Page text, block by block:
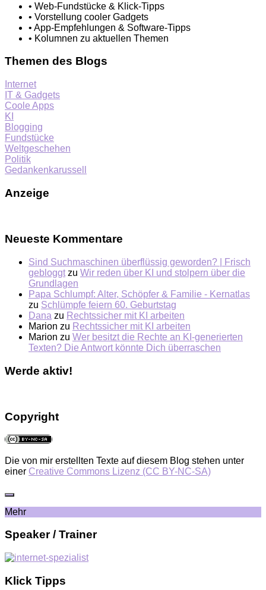
• Web-Fundstücke & Klick-Tipps
• Vorstellung cooler Gadgets
• App-Empfehlungen & Software-Tipps
• Kolumnen zu aktuellen Themen
Themen des Blogs
Internet
IT & Gadgets
Coole Apps
KI
Blogging
Fundstücke
Weltgeschehen
Politik
Gedankenkarussell
Anzeige
Neueste Kommentare
Sind Suchmaschinen überflüssig geworden? | Frisch
gebloggt zu Wir reden über KI und stolpern über die
Grundlagen
Papa Schlumpf: Alter, Schöpfer & Familie - Kernatlas
zu Schlümpfe feiern 60. Geburtstag
Dana zu Rechtssicher mit KI arbeiten
Marion zu Rechtssicher mit KI arbeiten
Marion zu Wer besitzt die Rechte an KI-generierten
Texten? Die Antwort könnte Dich überraschen
Werde aktiv!
Copyright
Die von mir erstellten Texte auf diesem Blog stehen unter
einer Creative Commons Lizenz (CC BY-NC-SA)
Mehr
Speaker / Trainer
Klick Tipps